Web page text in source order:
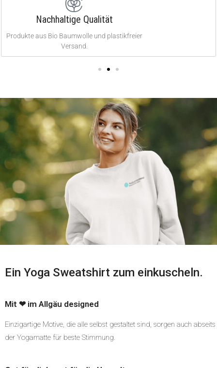
Nachhaltige Qualität
Produkte aus Bio Baumwolle und plastikfreier
Versand.
Ein Yoga Sweatshirt zum einkuscheln.
Mit ❤ im Allgäu designed
Einzigartige Motive, die alle selbst gestaltet sind, sorgen auch abseits
der Yogamatte für beste Stimmung.